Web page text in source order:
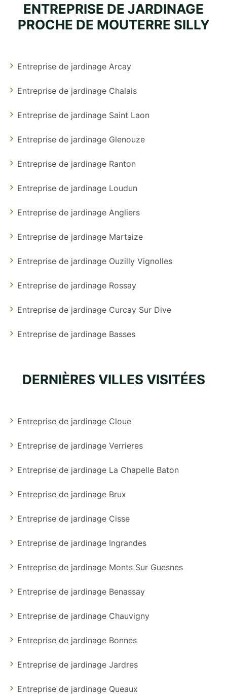
ENTREPRISE DE JARDINAGE
PROCHE DE MOUTERRE SILLY
Entreprise de jardinage Arcay
Entreprise de jardinage Chalais
Entreprise de jardinage Saint Laon
Entreprise de jardinage Glenouze
Entreprise de jardinage Ranton
Entreprise de jardinage Loudun
Entreprise de jardinage Angliers
Entreprise de jardinage Martaize
Entreprise de jardinage Ouzilly Vignolles
Entreprise de jardinage Rossay
Entreprise de jardinage Curcay Sur Dive
Entreprise de jardinage Basses
DERNIÈRES VILLES VISITÉES
Entreprise de jardinage Cloue
Entreprise de jardinage Verrieres
Entreprise de jardinage La Chapelle Baton
Entreprise de jardinage Brux
Entreprise de jardinage Cisse
Entreprise de jardinage Ingrandes
Entreprise de jardinage Monts Sur Guesnes
Entreprise de jardinage Benassay
Entreprise de jardinage Chauvigny
Entreprise de jardinage Bonnes
Entreprise de jardinage Jardres
Entreprise de jardinage Queaux